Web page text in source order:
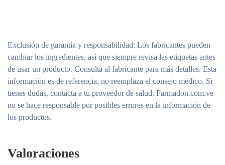
Exclusión de garantía y responsabilidad: Los fabricantes pueden
cambiar los ingredientes, así que siempre revisa las etiquetas antes
de usar un producto. Consulta al fabricante para más detalles. Esta
información es de referencia, no reemplaza el consejo médico. Si
tienes dudas, contacta a tu proveedor de salud. Farmadon.com.ve
no se hace responsable por posibles errores en la información de
los productos.
Valoraciones